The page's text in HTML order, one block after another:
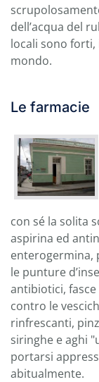
dell’acqua del
locali sono
mondo.
Le farmacie
con sé la solita
aspirina ed
enterogermina,
le punture
antibiotici,
contro le
rinfrescanti,
siringhe e aghi
portarsi
abitualmente.